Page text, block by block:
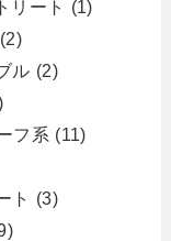
リート
(1)
(2)
ル (2)
フ系 (11)
ト
(3)